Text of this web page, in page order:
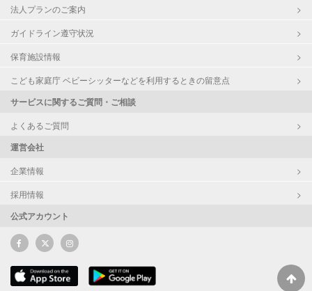
法人プランのご案内
ガイドライン遵守状況
保育施設情報
こども家庭庁 ベビーシッターなどを利用するときの留意点
サービスに関するご質問・ご相談
よくあるご質問
運営会社
企業情報
採用情報
公式アカウント